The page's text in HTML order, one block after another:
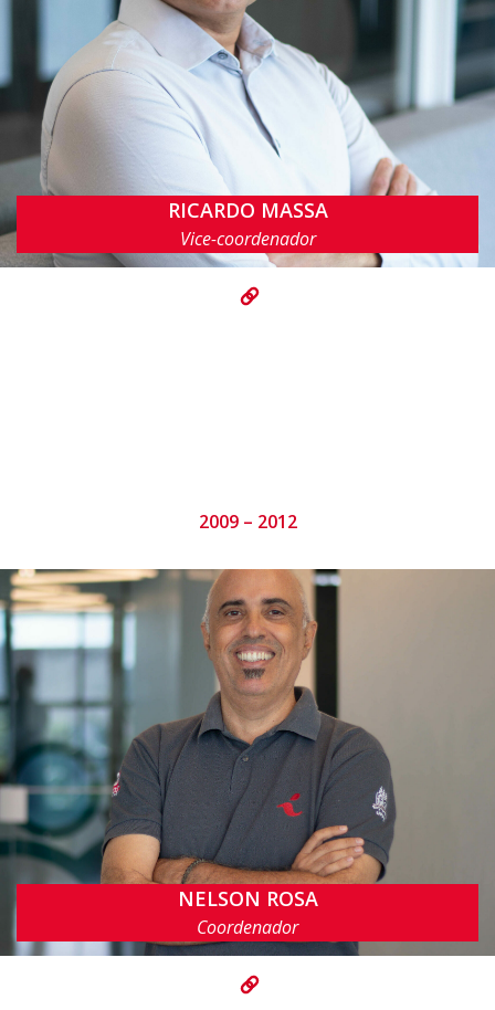
RICARDO MASSA
Vice-coordenador
rmfl@cin.ufpe.br
2009 – 2012
NELSON ROSA
Coordenador
nsr@cin.ufpe.br